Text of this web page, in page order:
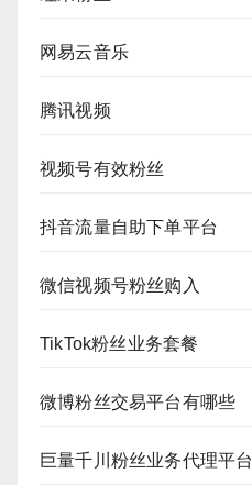
网易云音乐
腾讯视频
视频号有效粉丝
抖音流量自助下单平台
微信视频号粉丝购入
TikTok粉丝业务套餐
微博粉丝交易平台有哪些
巨量千川粉丝业务代理平台